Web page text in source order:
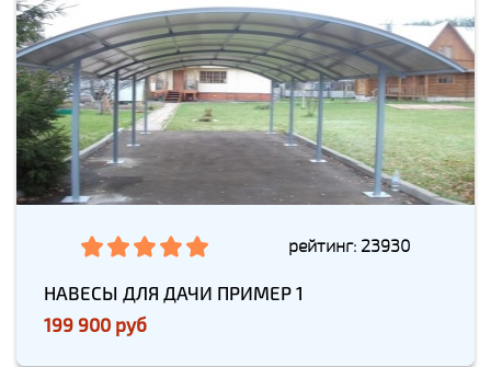
рейтинг: 23930
НАВЕСЫ ДЛЯ ДАЧИ ПРИМЕР 1
199 900 руб